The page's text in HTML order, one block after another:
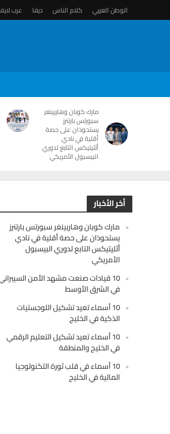
الوطن العربي كلام الناس ديفا عرب
مارك كوبان وهاربينغر
سبورتس بارتنرز
يستحوذان على حصة
أقلية في نادي
أثليتيكس التابع لدوري
البيسبول الأمريكي
أخر الأخبار
مارك كوبان وهاربينغر سبورتس بارتنرز
يستحوذان على حصة أقلية في نادي
أثليتيكس التابع لدوري البيسبول
الأمريكي
10 قيادات صنعت مشهد الأمن
في الشرق الأوسط
10 أسماء تعيد تشكيل اللوجستيات
الذكية في الخليج
10 أسماء تعيد تشكيل التعليم الرقمي
في الخليج والمنطقة
10 أسماء في قلب ثورة التكنولوجيا
المالية في الخليج